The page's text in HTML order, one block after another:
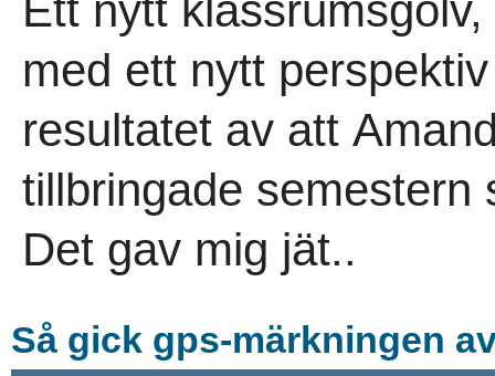
med ett nytt
resultatet av att
tillbringade semestern
Det gav mig jät..
Så gick gps-märkningen